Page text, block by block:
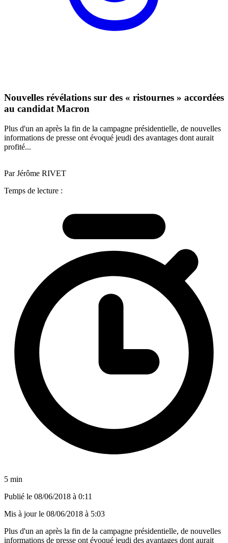
Nouvelles révélations sur des « ristournes » accordées
au candidat Macron
Plus d'un an après la fin de la campagne présidentielle, de nouvelles
informations de presse ont évoqué jeudi des avantages dont aurait
profité...
Par Jérôme RIVET
Temps de lecture :
5 min
Publié le 08/06/2018 à 0:11
Mis à jour le 08/06/2018 à 5:03
Plus d'un an après la fin de la campagne présidentielle, de nouvelles
informations de presse ont évoqué jeudi des avantages dont aurait